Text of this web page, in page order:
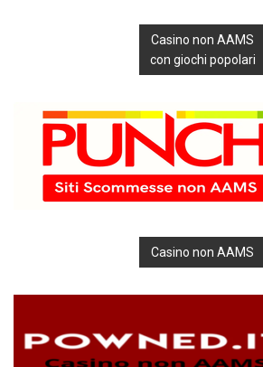
Casino non AAMS
con giochi popolari
Casino non AAMS